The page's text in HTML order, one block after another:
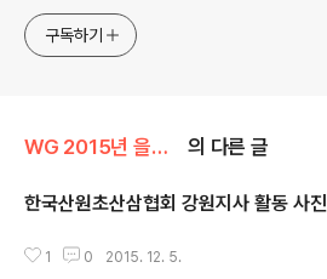
구독하기
WG 2015년 을미년 기록 의 다른 글
한국산원초산삼협회 강원지사 활동 사진
1 0 2015. 12. 5.